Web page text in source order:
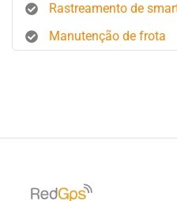
Rastreamento de
Manutenção de frota